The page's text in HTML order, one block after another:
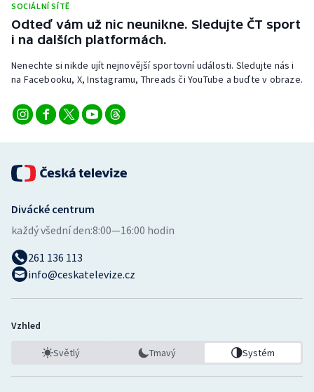
SOCIÁLNÍ SÍTĚ
Odteď vám už nic neunikne. Sledujte ČT sport
i na dalších platformách.
Nenechte si nikde ujít nejnovější sportovní události. Sledujte nás i
na Facebooku, X, Instagramu, Threads či YouTube a buďte v obraze.
Divácké centrum
každý všední den:8:00—16:00 hodin
261 136 113
info@ceskatelevize.cz
Vzhled
Světlý Tmavý Systém